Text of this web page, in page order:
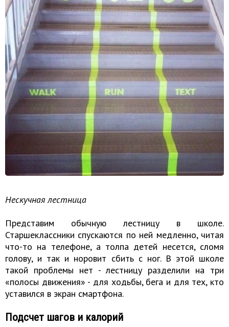
Нескучная лестница
Представим обычную лестницу в школе.
Старшеклассники спускаются по ней медленно, читая
что-то на телефоне, а толпа детей несется, сломя
голову, и так и норовит сбить с ног. В этой школе
такой проблемы нет - лестницу разделили на три
«полосы движения» - для ходьбы, бега и для тех, кто
уставился в экран смартфона.
Подсчет шагов и калорий